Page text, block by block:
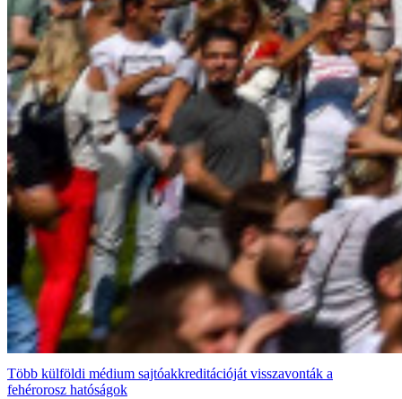
Több külföldi médium sajtóakkreditációját visszavonták a
fehérorosz hatóságok